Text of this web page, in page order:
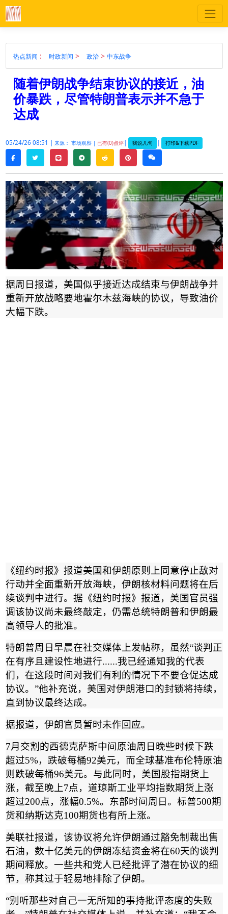
热点新闻 : 时政新闻 > 政治 > 中东战争
随着伊朗战争结束协议的接近，油
价暴跌，尽管特朗普表示并不急于
达成
05/24/26 08:51 | 来源： 市场观察 | 已有(0)点评| 我说几句 | 打印&下载PDF
facebooktwitterline telegramreddit pinterestweixin
据周日报道，美国似乎接近达成结束与伊朗战争并
重新开放战略要地霍尔木兹海峡的协议，导致油价
大幅下跌。
《纽约时报》报道美国和伊朗原则上同意停止敌对
行动并全面重新开放海峡，伊朗核材料问题将在后
续谈判中进行。据《纽约时报》报道，美国官员强
调该协议尚未最终敲定，仍需总统特朗普和伊朗最
高领导人的批准。
特朗普周日早晨在社交媒体上发帖称，虽然“谈判正
在有序且建设性地进行......我已经通知我的代表
们，在这段时间对我们有利的情况下不要仓促达成
协议。 ”他补充说，美国对伊朗港口的封锁将持续，
直到协议最终达成。
据报道，伊朗官员暂时未作回应。
7月交割的西德克萨斯中间原油周日晚些时候下跌
超过5%，跌破每桶92美元，而全球基准布伦特原油
则跌破每桶96美元。与此同时，美国股指期货上
涨，截至晚上7点，道琼斯工业平均指数期货上涨
超过200点，涨幅0.5%。东部时间周日。标普500期
货和纳斯达克100期货也有所上涨。
美联社报道，该协议将允许伊朗通过豁免制裁出售
石油，数十亿美元的伊朗冻结资金将在60天的谈判
期间释放。一些共和党人已经批评了潜在协议的细
节，称其过于轻易地排除了伊朗。
“别听那些对自己一无所知的事持批评态度的失败